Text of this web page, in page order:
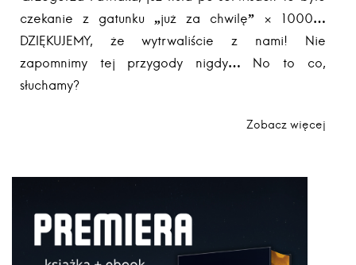
czekanie z gatunku „już za chwilę” × 1000…
DZIĘKUJEMY, że wytrwaliście z nami! Nie
zapomnimy tej przygody nigdy… No to co,
słuchamy?
Zobacz więcej